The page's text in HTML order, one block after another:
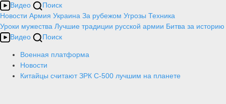
Видео
Поиск
Новости Армия Украина За рубежом Угрозы Техника
Уроки мужества Лучшие традиции русской армии Битва за историю
Видео
Поиск
Военная платформа
Новости
Китайцы считают ЗРК С-500 лучшим на планете